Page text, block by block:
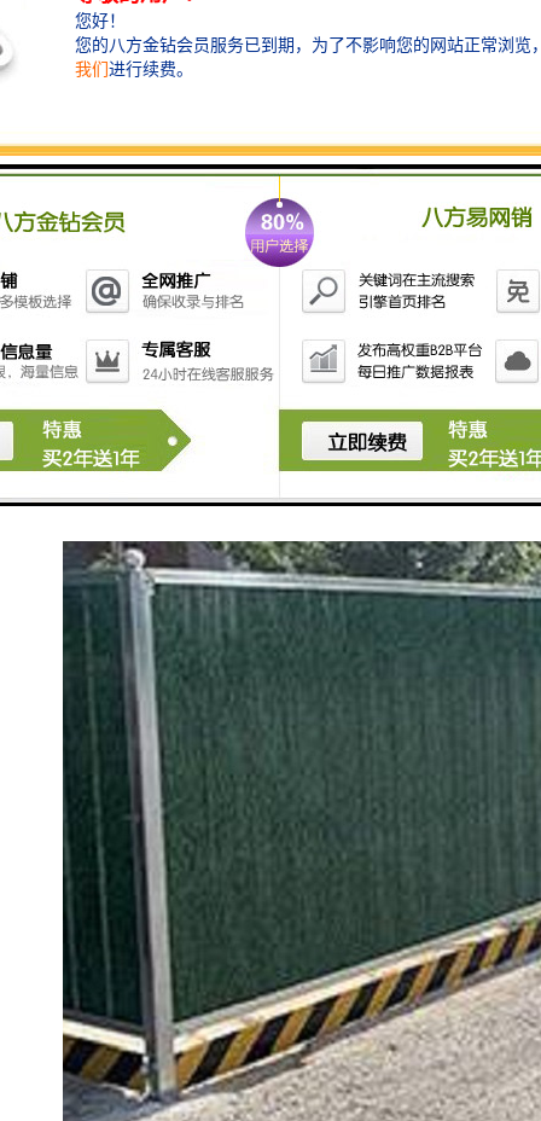
围挡使用的材料应保证围栏稳固、整洁、美观。市政工
放建筑材料、垃圾和工程渣土。在经批准临时占用的区
域，应严格按批准的占地范围和使用性质存放、堆卸建
筑材料或机具设备，临时区域四周应设置高于1m的围
栏。